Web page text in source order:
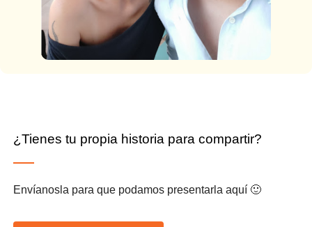
¿Tienes tu propia historia para compartir?
Envíanosla para que podamos presentarla aquí 🙂